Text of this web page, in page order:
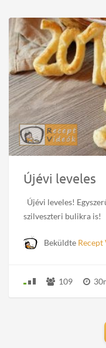
Újévi leveles
Újévi leveles!
szilveszteri bulikra is!
Beküldte Recept
109